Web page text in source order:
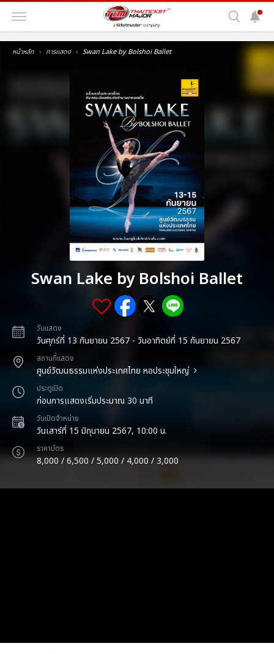
หน้าหลัก การแสดง Swan Lake by Bolshoi Ballet
Swan Lake by Bolshoi Ballet
วันแสดง
วันศุกร์ที่ 13 กันยายน 2567 - วันอาทิตย์ที่ 15 กันยายน 2567
สถานที่แสดง
ศูนย์วัฒนธรรมแห่งประเทศไทย หอประชุมใหญ่
ประตูเปิด
ก่อนการแสดงเริ่มประมาณ 30 นาที
วันเปิดจำหน่าย
วันเสาร์ที่ 15 มิถุนายน 2567, 10:00 น.
ราคาบัตร
8,000 / 6,500 / 5,000 / 4,000 / 3,000